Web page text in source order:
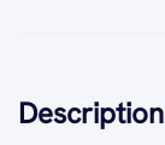
Description